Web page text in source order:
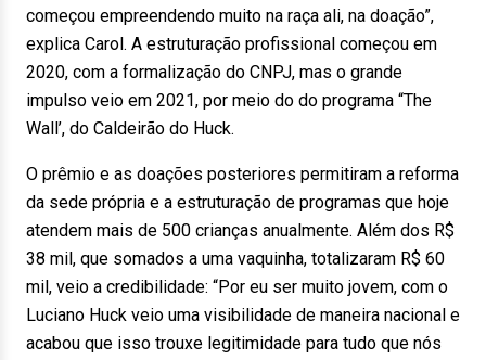
começou empreendendo muito na raça ali, na doação”,
explica Carol. A estruturação profissional começou em
2020, com a formalização do CNPJ, mas o grande
impulso veio em 2021, por meio do do programa “The
Wall’, do Caldeirão do Huck.
O prêmio e as doações posteriores permitiram a reforma
da sede própria e a estruturação de programas que hoje
atendem mais de 500 crianças anualmente. Além dos R$
38 mil, que somados a uma vaquinha, totalizaram R$ 60
mil, veio a credibilidade: “Por eu ser muito jovem, com o
Luciano Huck veio uma visibilidade de maneira nacional e
acabou que isso trouxe legitimidade para tudo que nós